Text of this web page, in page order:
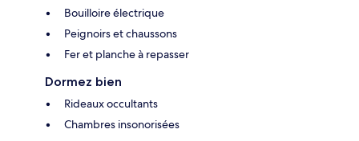
Bouilloire électrique
Peignoirs et chaussons
Fer et planche à repasser
Dormez bien
Rideaux occultants
Chambres insonorisées